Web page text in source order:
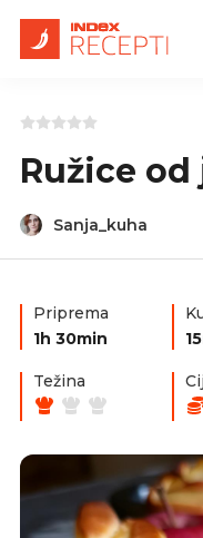
Ružice
Sanja_kuha
Priprema
1h 30min
Težina